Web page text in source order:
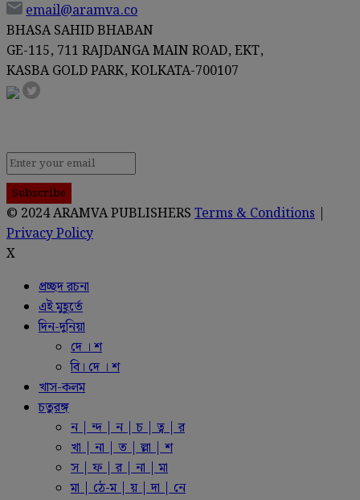
email@aramva.co
BHASA SAHID BHABAN
GE-115, 711 RAJDANGA MAIN ROAD, EKT,
KASBA GOLD PARK, KOLKATA-700107
© 2024 ARAMVA PUBLISHERS Terms & Conditions |
Privacy Policy
X
প্রচ্ছদ রচনা
এই মুহূর্তে
দিন-দুনিয়া
দে । শ
বি। দে । শ
খাস-কলম
চতুরঙ্গ
ন | ন্দ | ন | চ | ত্ব | র
খা | না | ত | ল্লা | শ
স | ফ | র | না | মা
মা | ঠে-ম | য় | দা | নে